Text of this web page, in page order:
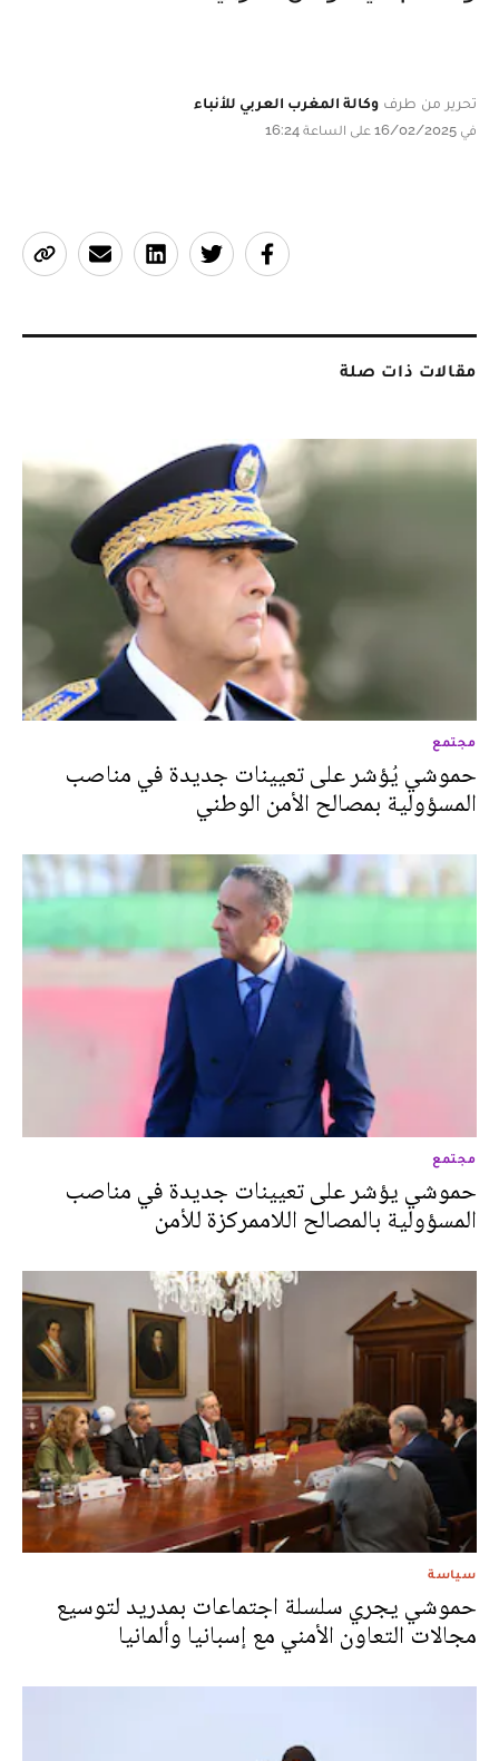
تحرير من طرف وكالة المغرب العربي للأنباء
في 16/02/2025 على الساعة 16:24
مقالات ذات صلة
مجتمع
حموشي يُؤشر على تعيينات جديدة في مناصب
المسؤولية بمصالح الأمن الوطني
مجتمع
حموشي يؤشر على تعيينات جديدة في مناصب
المسؤولية بالمصالح اللاممركزة للأمن
سياسة
حموشي يجري سلسلة اجتماعات بمدريد لتوسيع
مجالات التعاون الأمني مع إسبانيا وألمانيا